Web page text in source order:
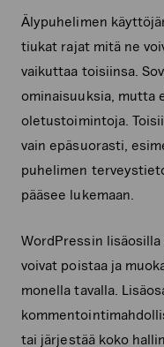
Älypuhelimen
tiukat rajat mitä ne
vaikuttaa toisiinsa.
ominaisuuksia, mutta
oletustoimintoja.
vain epäsuorasti,
puhelimen
pääsee lukemaan.
WordPressin
voivat poistaa ja
monella tavalla.
tai järjestää koko